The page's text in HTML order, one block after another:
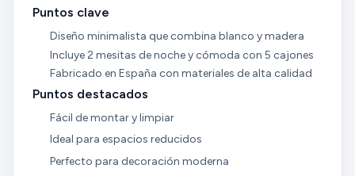
Puntos clave
Diseño minimalista que combina blanco y madera
Incluye 2 mesitas de noche y cómoda con 5 cajones
Fabricado en España con materiales de alta calidad
Puntos destacados
Fácil de montar y limpiar
Ideal para espacios reducidos
Perfecto para decoración moderna